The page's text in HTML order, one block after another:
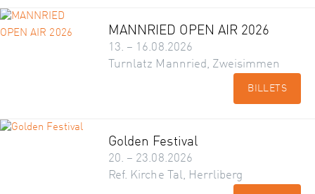
MANNRIED OPEN AIR 2026
13. – 16.08.2026
Turnlatz Mannried, Zweisimmen
BILLETS
Golden Festival
20. – 23.08.2026
Ref. Kirche Tal, Herrliberg